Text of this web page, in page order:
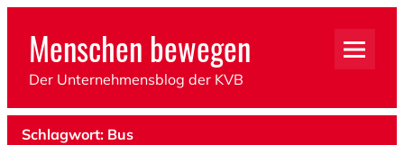
Menschen bewegen
Der Unternehmensblog der KVB
Schlagwort: Bus